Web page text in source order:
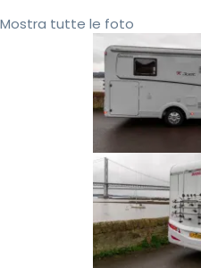
Mostra tutte le foto